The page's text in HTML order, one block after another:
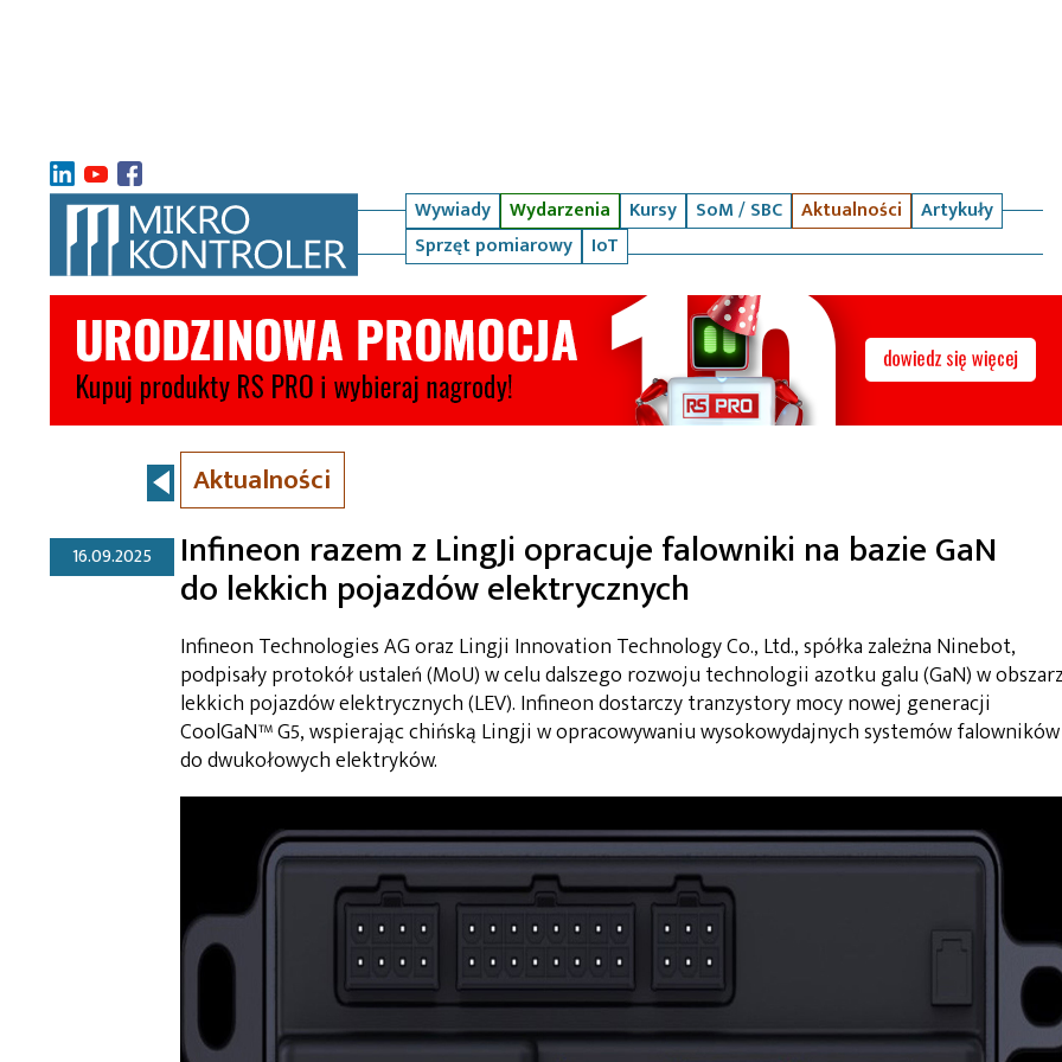
Wywiady Wydarzenia Kursy SoM / SBC Aktualności
Artykuły
Sprzęt pomiarowy
IoT
Aktualności
16.09.2025 Infineon razem z LingJi opracuje falowniki na bazie GaN
do lekkich pojazdów elektrycznych
Infineon Technologies AG oraz Lingji Innovation Technology Co., Ltd., spółka zależna Ninebot,
podpisały protokół ustaleń (MoU) w celu dalszego rozwoju technologii azotku galu (GaN) w
lekkich pojazdów elektrycznych (LEV). Infineon dostarczy tranzystory mocy nowej generacji
CoolGaN™ G5, wspierając chińską Lingji w opracowywaniu wysokowydajnych systemów falowników
do dwukołowych elektryków.